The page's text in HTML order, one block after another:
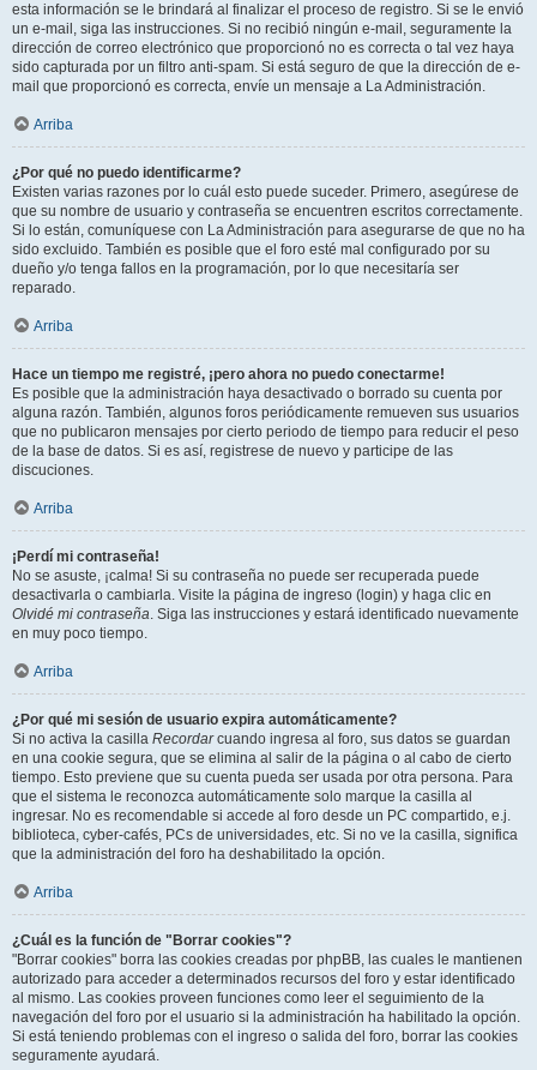
esta información se le brindará al finalizar el proceso de registro. Si se le envió
un e-mail, siga las instrucciones. Si no recibió ningún e-mail, seguramente la
dirección de correo electrónico que proporcionó no es correcta o tal vez haya
sido capturada por un filtro anti-spam. Si está seguro de que la dirección de e-
mail que proporcionó es correcta, envíe un mensaje a La Administración.
Arriba
¿Por qué no puedo identificarme?
Existen varias razones por lo cuál esto puede suceder. Primero, asegúrese de
que su nombre de usuario y contraseña se encuentren escritos correctamente.
Si lo están, comuníquese con La Administración para asegurarse de que no ha
sido excluido. También es posible que el foro esté mal configurado por su
dueño y/o tenga fallos en la programación, por lo que necesitaría ser
reparado.
Arriba
Hace un tiempo me registré, ¡pero ahora no puedo conectarme!
Es posible que la administración haya desactivado o borrado su cuenta por
alguna razón. También, algunos foros periódicamente remueven sus usuarios
que no publicaron mensajes por cierto periodo de tiempo para reducir el peso
de la base de datos. Si es así, registrese de nuevo y participe de las
discuciones.
Arriba
¡Perdí mi contraseña!
No se asuste, ¡calma! Si su contraseña no puede ser recuperada puede
desactivarla o cambiarla. Visite la página de ingreso (login) y haga clic en
Olvidé mi contraseña. Siga las instrucciones y estará identificado nuevamente
en muy poco tiempo.
Arriba
¿Por qué mi sesión de usuario expira automáticamente?
Si no activa la casilla Recordarcuando ingresa al foro, sus datos se guardan
en una cookie segura, que se elimina al salir de la página o al cabo de cierto
tiempo. Esto previene que su cuenta pueda ser usada por otra persona. Para
que el sistema le reconozca automáticamente solo marque la casilla al
ingresar. No es recomendable si accede al foro desde un PC compartido, e.j.
biblioteca, cyber-cafés, PCs de universidades, etc. Si no ve la casilla, significa
que la administración del foro ha deshabilitado la opción.
Arriba
¿Cuál es la función de "Borrar cookies"?
"Borrar cookies" borra las cookies creadas por phpBB, las cuales le mantienen
autorizado para acceder a determinados recursos del foro y estar identificado
al mismo. Las cookies proveen funciones como leer el seguimiento de la
navegación del foro por el usuario si la administración ha habilitado la opción.
Si está teniendo problemas con el ingreso o salida del foro, borrar las cookies
seguramente ayudará.